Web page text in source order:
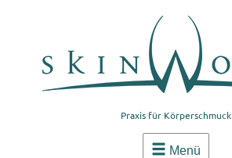
Praxis für Körperschmuck
Menü